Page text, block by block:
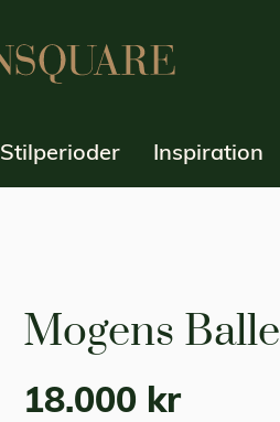
Stilperioder Inspiration
Mogens Balle
18.000 kr